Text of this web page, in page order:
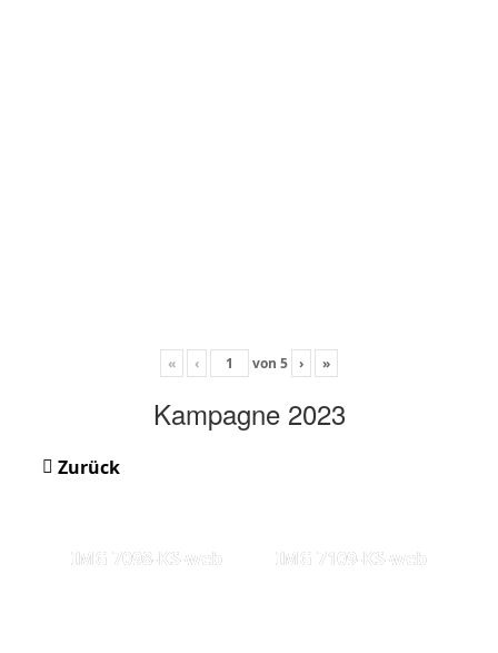
« ‹ von 5 › »
Kampagne 2023
Zurück
IMG 7098-KS-web IMG 7109-KS-web